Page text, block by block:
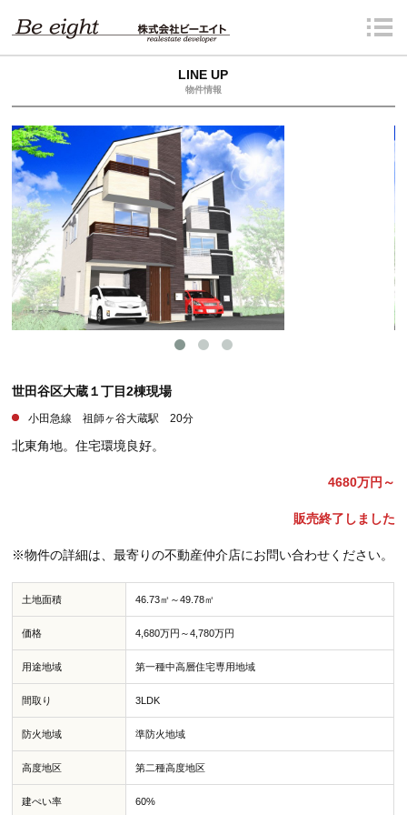
LINE UP
物件情報
世田谷区大蔵１丁目2棟現場
小田急線 祖師ヶ谷大蔵駅 20分
北東角地。住宅環境良好。
4680万円～
販売終了しました
※物件の詳細は、最寄りの不動産仲介店にお問い合わせください。
土地面積 46.73㎡～49.78㎡
価格 4,680万円～4,780万円
用途地域 第一種中高層住宅専用地域
間取り 3LDK
防火地域 準防火地域
高度地区 第二種高度地区
建ぺい率 60%